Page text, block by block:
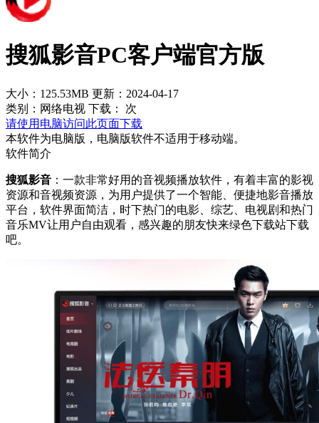
搜狐影音PC客户端官方版
大小：125.53MB 更新：2024-04-17
类别：网络电视 下载：
次
请使用电脑访问此页面下载
本软件为电脑版，电脑版软件不适用于移动端。
软件简介
搜狐影音 ：一款非常好用的音视频播放软件，有着丰富的影视
资源和音视频资源，为用户提供了一个智能、便捷地影音播放
平台，软件界面简洁，时下热门的电影、综艺、电视剧和热门
音乐MV让用户自由观看，感兴趣的朋友快来绿色下载站下载
吧。